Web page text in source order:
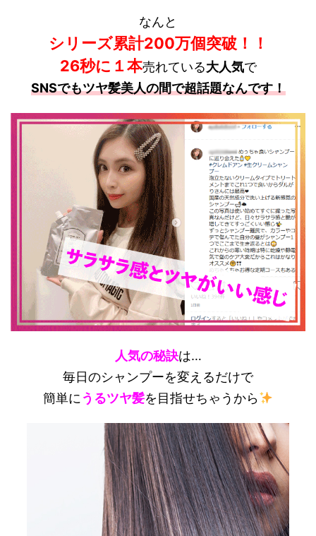
なんと
シリーズ累計200万個突破！！
26秒に１本売れている大人気で
SNSでもツヤ髪美人の間で超話題なんです！
人気の秘訣は…
毎日のシャンプーを変えるだけで
簡単にうるツヤ髪を目指せちゃうから